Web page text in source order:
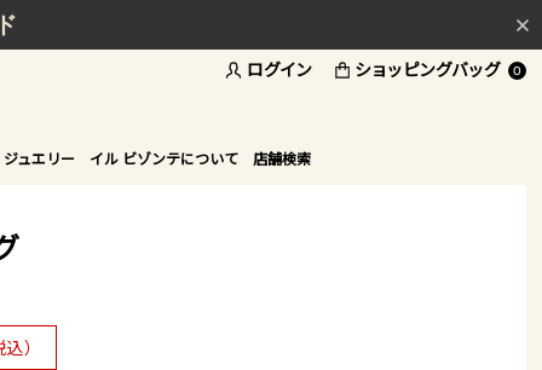
ログイン ショッピングバッグ 0
ュエリー イル ビゾンテについて 店舗検索
）